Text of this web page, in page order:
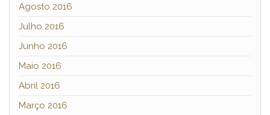
Agosto 2016
Julho 2016
Junho 2016
Maio 2016
Abril 2016
Março 2016